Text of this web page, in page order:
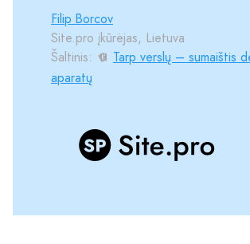
Filip Borcov
Site.pro įkūrėjas, Lietuva
Šaltinis:
Tarp verslų – sumaištis
aparatų